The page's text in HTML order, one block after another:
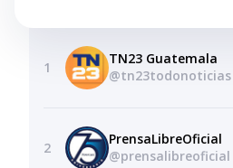
1
TN23 Guatemala
@tn23todonoticias
2
PrensaLibreOficial
@prensalibreoficial